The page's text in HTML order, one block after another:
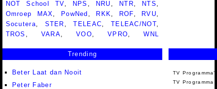
NOT School TV, NPS , NRU , NTR, NTS ,
Omroep MAX, PowNed , RKK, ROF, RVU,
Socutera, STER ,TELEAC, TELEAC/NOT,
TROS , VARA,VOO,VPRO,WNL
Trending
Beter Laat dan Nooit
Peter Faber
TV
TV Programma